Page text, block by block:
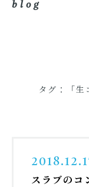
blog
タグ：「生
スラブのコ